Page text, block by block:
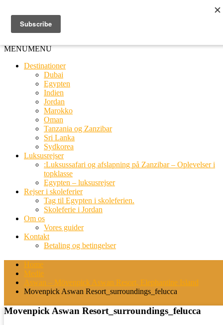
MENUMENU
Destinationer
Dubai
Egypten
Indien
Jordan
Marokko
Oman
Tanzania og Zanzibar
Sri Lanka
Sydkorea
Luksusrejser
:Luksussafari og afslapning på Zanzibar – Oplevelser i
topklasse
Egypten – luksusrejser
Rejser i skoleferier
Tag til Egypten i skoleferien.
Skoleferie i Jordan
Om os
Vores guider
Kontakt
Betaling og betingelser
Home
Medie
Aswan – Mövenpick Aswan Resort, Elephantine Island
Movenpick Aswan Resort_surroundings_felucca
Movenpick Aswan Resort_surroundings_felucca